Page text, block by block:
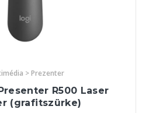
> Prezenter
R500 Laser
(grafitszürke)